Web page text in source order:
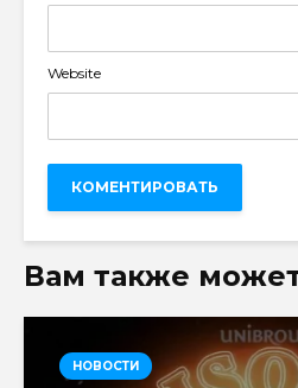
Website
Вам также
НОВОСТИ